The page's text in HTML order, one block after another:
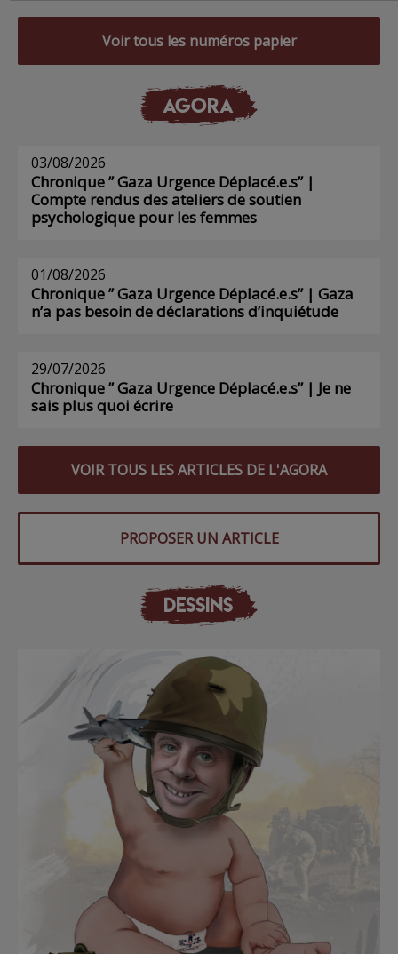
Voir tous les numéros papier
AGORA
03/08/2026
Chronique ” Gaza Urgence Déplacé.e.s” |
Compte rendus des ateliers de soutien
psychologique pour les femmes
01/08/2026
Chronique ” Gaza Urgence Déplacé.e.s” | Gaza
n’a pas besoin de déclarations d’inquiétude
29/07/2026
Chronique ” Gaza Urgence Déplacé.e.s” | Je ne
sais plus quoi écrire
VOIR TOUS LES ARTICLES DE L'AGORA
PROPOSER UN ARTICLE
DESSINS